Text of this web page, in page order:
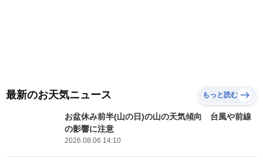
最新のお天気ニュース もっと読む
お盆休み前半(山の日)の山の天気傾向 台風や前線
の影響に注意
2026.08.06 14:10